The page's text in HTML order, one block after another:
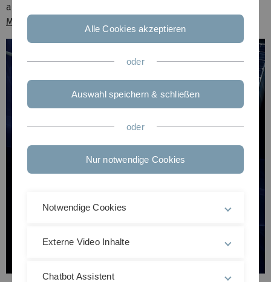
an der Batterie der Zukunft.
Mehr lesen...
Alle Cookies akzeptieren
oder
Auswahl speichern & schließen
oder
Nur notwendige Cookies
Notwendige Cookies
Externe Video Inhalte
Chatbot Assistent